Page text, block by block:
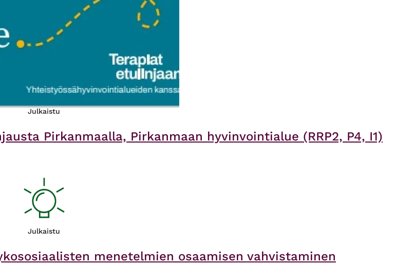
Julkaistu
Pirkanmaalla​, Pirkanmaan hyvinvointialue (RRP2, P4, I1)
Julkaistu
menetelmien osaamisen vahvistaminen